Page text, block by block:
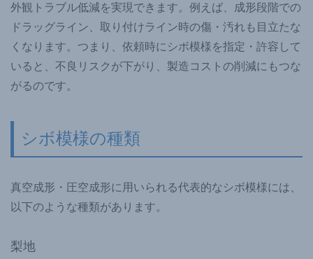
外観トラブル低減を実現できます。例えば、成形段階での
ドラッグライン、取り付けライン時の傷・汚れも目立たな
くなります。つまり、依頼時にシボ模様を指定・許容して
いると、不良リスクが下がり、製造コストの削減にもつな
がるのです。
シボ模様の種類
真空成形・圧空成形に用いられる代表的なシボ模様には、
以下のような種類があります。
梨地